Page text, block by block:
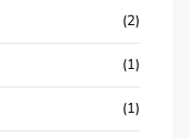
(2)
(1)
(1)